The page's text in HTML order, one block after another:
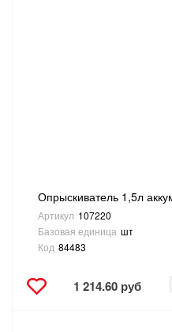
Опрыскиватель 1,5л
Артикул 107220
Базовая единица шт
Код 84483
1 214.60 руб